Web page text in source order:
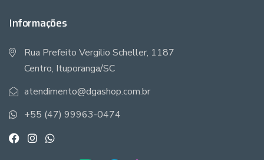
Informações
Rua Prefeito Vergilio Scheller, 1187
Centro, Ituporanga/SC
atendimento@dgashop.com.br
+55 (47) 99963-0474